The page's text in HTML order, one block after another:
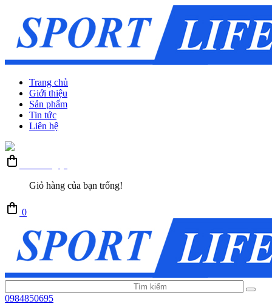
Trang chủ
Giới thiệu
Sản phẩm
Tin tức
Liên hệ
Giỏ hàng của bạn trống!
0
0984850695